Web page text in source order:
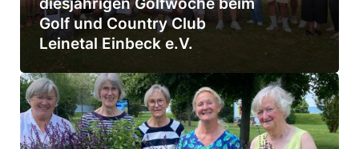
t
i
l
­
dies­jäh­rigen Golf­woche beim
Golf und Country Club
Leinetal Einbeck e.V.
„
B
l